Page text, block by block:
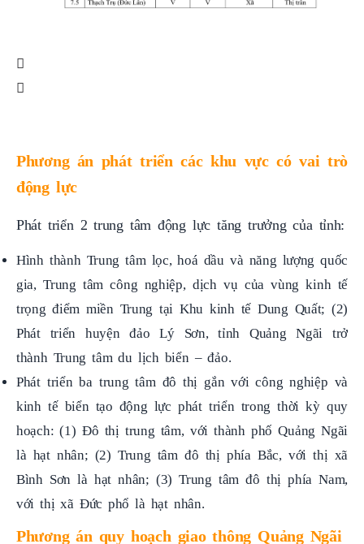
động lực
Phát triển 2 trung tâm động lực tăng trưởng của tỉnh:
Hình thành Trung tâm lọc, hoá dầu và năng lượng quốc
gia, Trung tâm công nghiệp, dịch vụ của vùng kinh tế
trọng điểm miền Trung tại Khu kinh tế Dung Quất; (2)
Phát triển huyện đảo Lý Sơn, tỉnh Quảng Ngãi trở
thành Trung tâm du lịch biển – đảo.
Phát triển ba trung tâm đô thị gắn với công nghiệp và
kinh tế biển tạo động lực phát triển trong thời kỳ quy
hoạch: (1) Đô thị trung tâm, với thành phố Quảng Ngãi
là hạt nhân; (2) Trung tâm đô thị phía Bắc, với thị xã
Bình Sơn là hạt nhân; (3) Trung tâm đô thị phía Nam,
với thị xã Đức phổ là hạt nhân.
Phương án quy hoạch giao thông Quảng Ngãi